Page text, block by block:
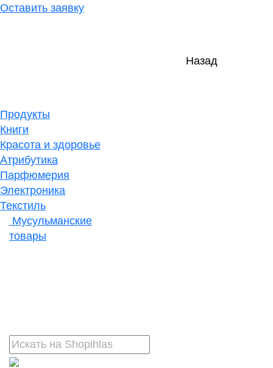
Оставить заявку
Назад
Продукты
Книги
Красота и здоровье
Атрибутика
Парфюмерия
Электроника
Текстиль
Мусульманские
товары